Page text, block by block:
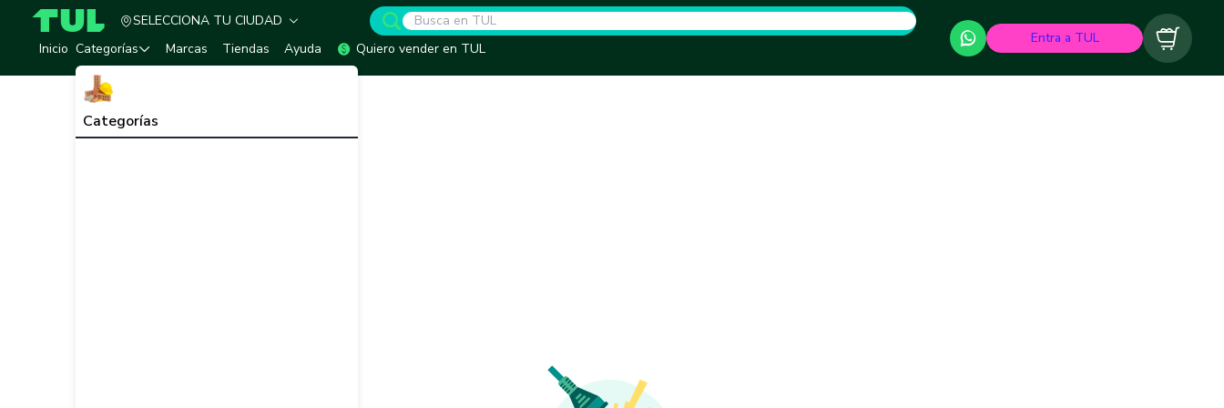
TUL - Tu Marketplace de Construcción
SELECCIONA TU CIUDAD
Inicio Categorías
Categorías
Marcas Tiendas Ayuda Quiero vender en TUL
Entra a TUL Carrito